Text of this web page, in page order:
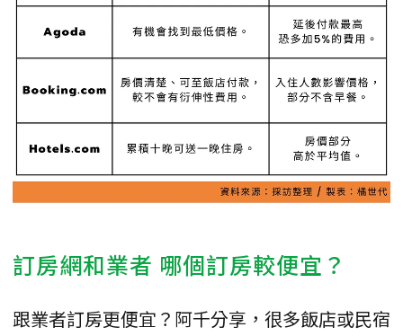
訂房網和業者 哪個訂房較便宜？
跟業者訂房更便宜？阿千分享，很多飯店或民宿